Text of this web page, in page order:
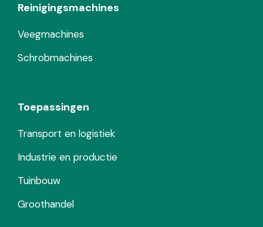
Reinigingsmachines
Veegmachines
Schrobmachines
Toepassingen
Transport en logistiek
Industrie en productie
Tuinbouw
Groothandel